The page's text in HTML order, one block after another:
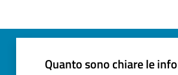
Quanto sono chiare le